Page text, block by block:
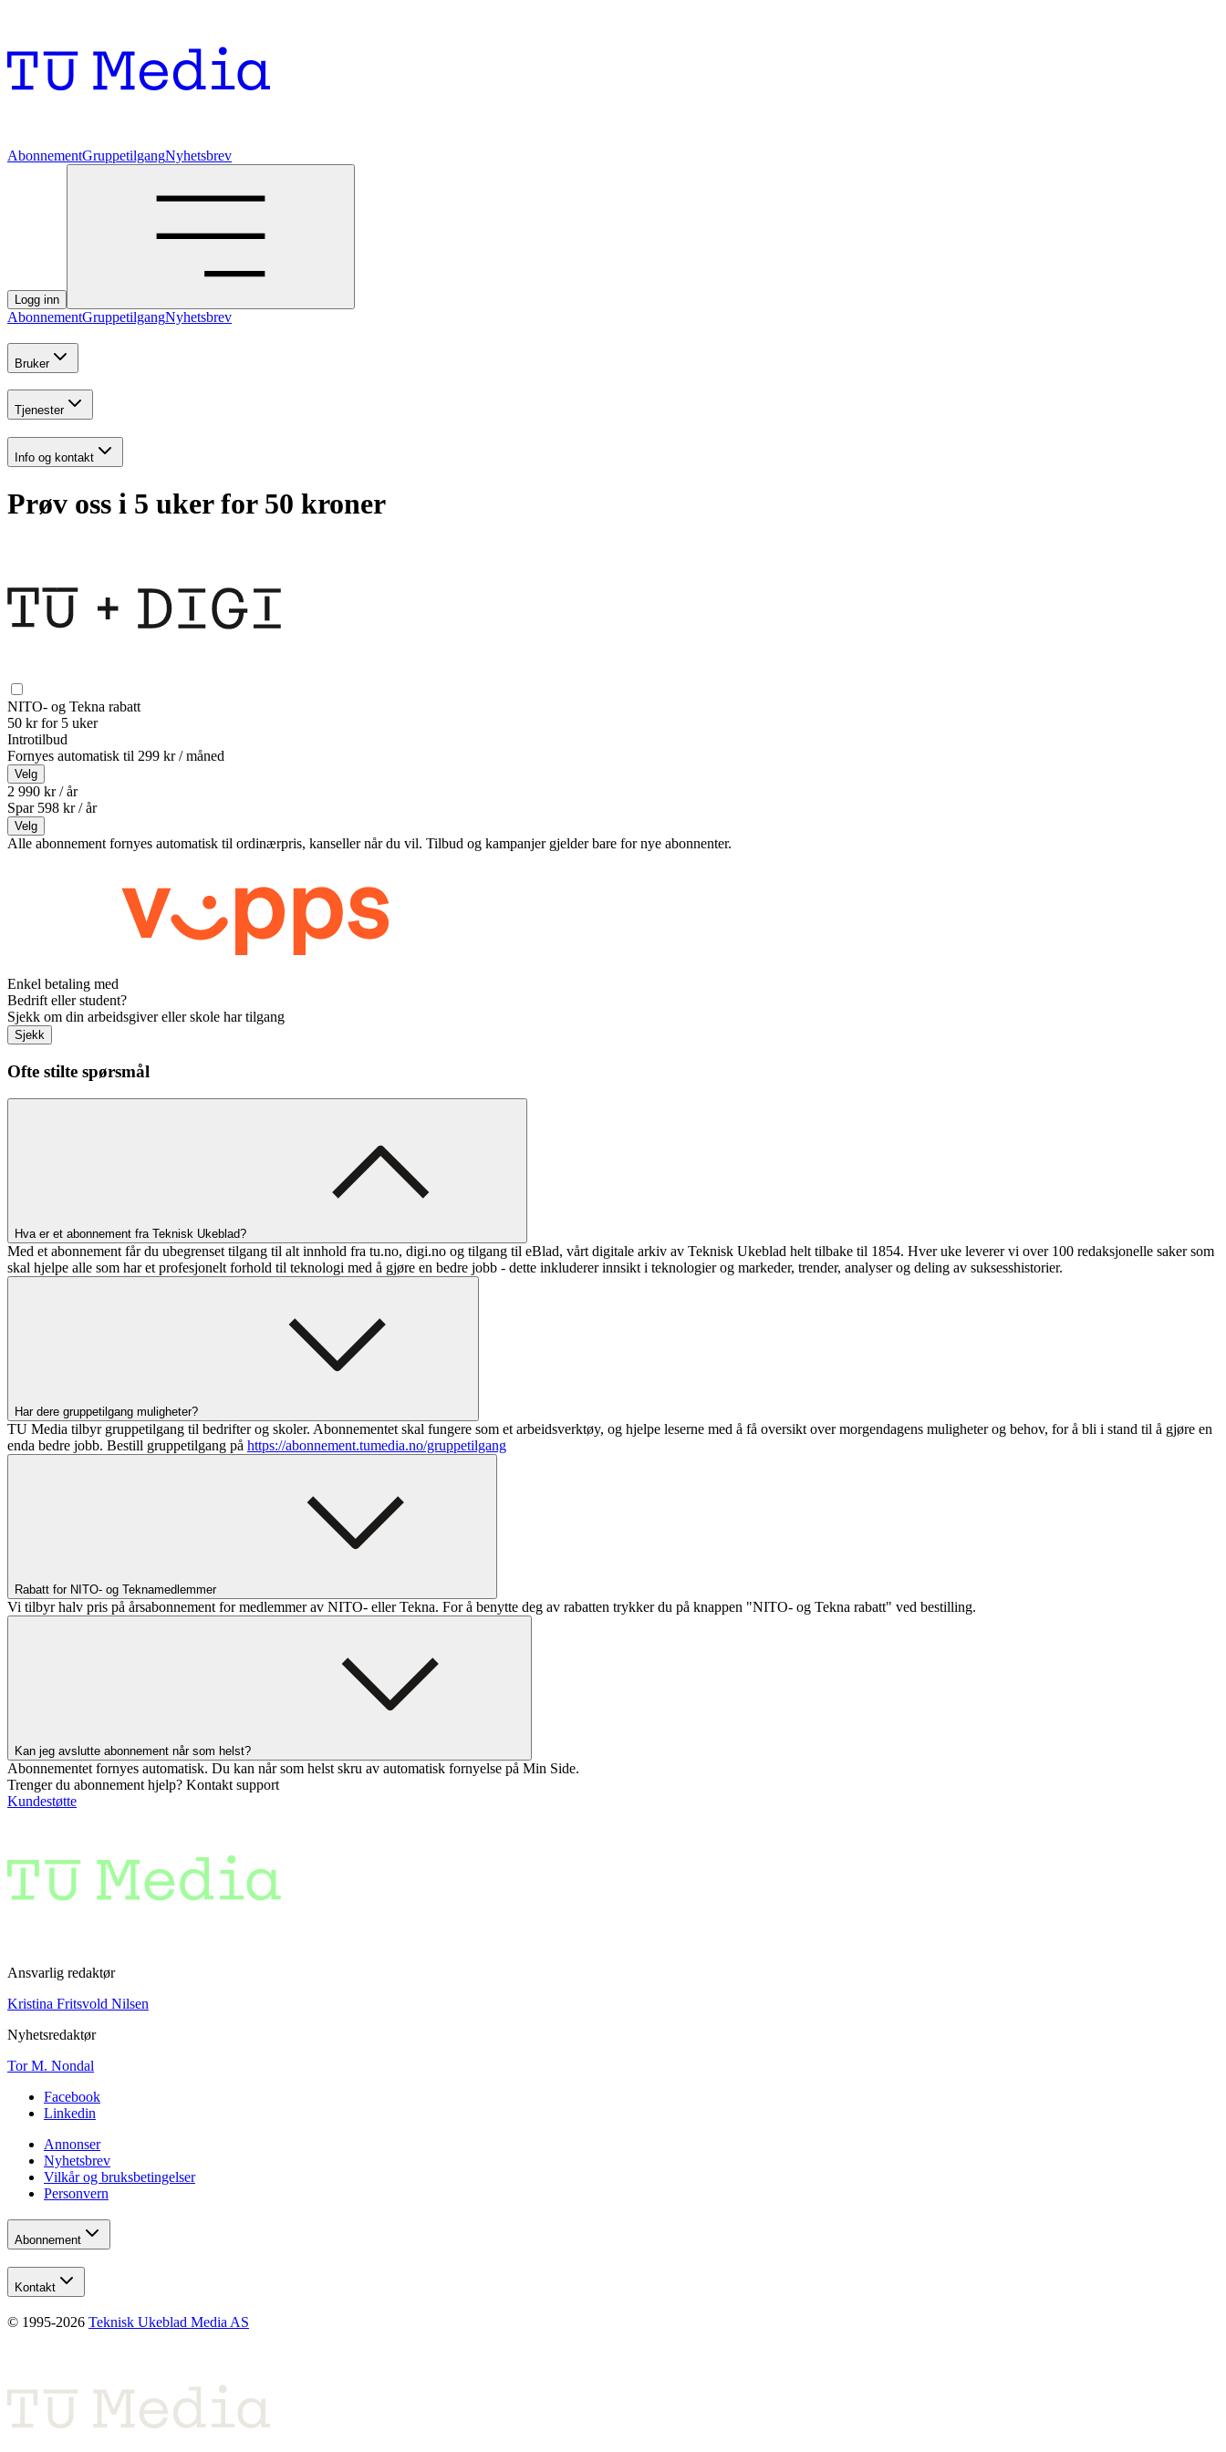
AbonnementGruppetilgangNyhetsbrev
Logg inn
AbonnementGruppetilgangNyhetsbrev
Bruker
Tjenester
Info og kontakt
Prøv oss i 5 uker for 50 kroner
NITO- og Tekna rabatt
50 kr for 5 uker
Introtilbud
Fornyes automatisk til 299 kr / måned
Velg
2 990 kr / år
Spar 598 kr /år
Velg
Alle abonnement fornyes automatisk til ordinærpris, kanseller når du vil. Tilbud og kampanjer gjelder bare for nye abonnenter.
Enkel betaling med
Bedrift eller student?
Sjekk om din arbeidsgiver eller skole har tilgang
Sjekk
Ofte stilte spørsmål
Hva er et abonnement fra Teknisk Ukeblad?
Med et abonnement får du ubegrenset tilgang til alt innhold fra tu.no, digi.no og tilgang til eBlad, vårt digitale arkiv av Teknisk Ukeblad helt tilbake til 1854. Hver uke leverer vi over 100 redaksjonelle saker som
skal hjelpe alle som har et profesjonelt forhold til teknologi med å gjøre en bedre jobb - dette inkluderer innsikt i teknologier og markeder, trender, analyser og deling av suksesshistorier.
Har dere gruppetilgang muligheter?
TU Media tilbyr gruppetilgang til bedrifter og skoler. Abonnementet skal fungere som et arbeidsverktøy, og hjelpe leserne med å få oversikt over morgendagens muligheter og behov, for å bli i stand til å gjøre en
enda bedre jobb. Bestill gruppetilgang på https://abonnement.tumedia.no/gruppetilgang
Rabatt for NITO- og Teknamedlemmer
Vi tilbyr halv pris på årsabonnement for medlemmer av NITO- eller Tekna. For å benytte deg av rabatten trykker du på knappen "NITO- og Tekna rabatt" ved bestilling.
Kan jeg avslutte abonnement når som helst?
Abonnementet fornyes automatisk. Du kan når som helst skru av automatisk fornyelse på Min Side.
Trenger du abonnement hjelp? Kontakt support
Kundestøtte
Ansvarlig redaktør
Kristina Fritsvold Nilsen
Nyhetsredaktør
Tor M. Nondal
Facebook
Linkedin
Annonser
Nyhetsbrev
Vilkår og bruksbetingelser
Personvern
Abonnement
Kontakt
© 1995-2026 Teknisk Ukeblad Media AS